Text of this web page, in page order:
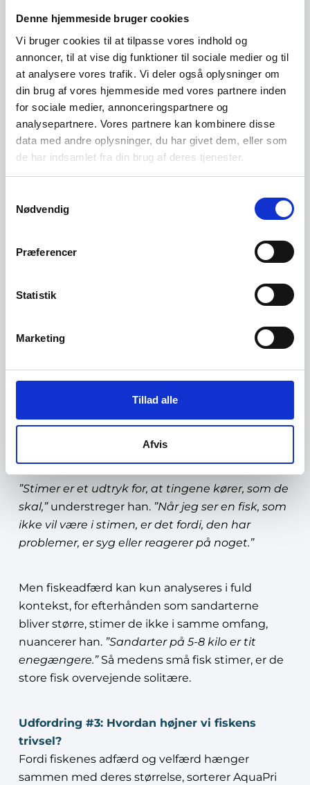
Denne hjemmeside bruger cookies
Vi bruger cookies til at tilpasse vores indhold og
annoncer, til at vise dig funktioner til sociale medier og til
at analysere vores trafik. Vi deler også oplysninger om
din brug af vores hjemmeside med vores partnere inden
for sociale medier, annonceringspartnere og
analysepartnere. Vores partnere kan kombinere disse
data med andre oplysninger, du har givet dem, eller som
de har indsamlet fra din brug af deres tjenester.
Nødvendig
Præferencer
Statistik
Marketing
Tillad alle
Afvis
skildrer han.
Derfor er det vigtigt at få en sensor, der kan
generere data, som vi derefter kan få viden af.
”Det ville være rart, hvis der fandtes metoder til
at analysere helt entydige reaktioner fra
fiskene.”
Der er mange parametre, der har en indflydelse
på, hvor godt fisk trives i dambrug, fremhæver
som anlæggets beskaffenhed, men også fiskens
og social struktur.
Sandarten er en stimefisk, når de er små,
skulder på bunden. Som lystfisker kan du
fange fem i løbet af kort tid, og så er de væk
igen. De har en social struktur, hvor de er mere
eller mindre sammen i stimer.”
”Stimer er et udtryk for, at tingene kører, som de
skal,”understreger han. ”Når jeg ser en fisk, som
ikke vil være i stimen, er det fordi, den har
problemer, er syg eller reagerer på noget.”
Men fiskeadfærd kan kun analyseres i fuld
kontekst, for efterhånden som sandarterne
bliver større, stimer de ikke i samme omfang,
nuancerer han. ”Sandarter på 5-8 kilo er tit
enegængere.”Så medens små fisk stimer, er de
store fisk overvejende solitære.
Udfordring #3: Hvordan højner vi fiskens
trivsel?
Fordi fiskenes adfærd og velfærd hænger
sammen med deres størrelse, sorterer AquaPri